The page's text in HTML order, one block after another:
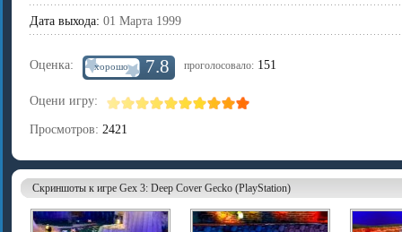
Дата выхода: 01 Марта 1999
Оценка: хорошо 7.8 проголосовало: 151
Оцени игру:
Просмотров: 2421
Скриншоты к игре Gex 3: Deep Cover Gecko (PlayStation)